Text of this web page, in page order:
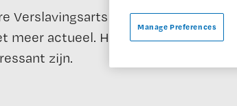
Verslavingsarts / Verpleegkundig
meer actueel. Hieronder staan
zijn.
Manage Preferences